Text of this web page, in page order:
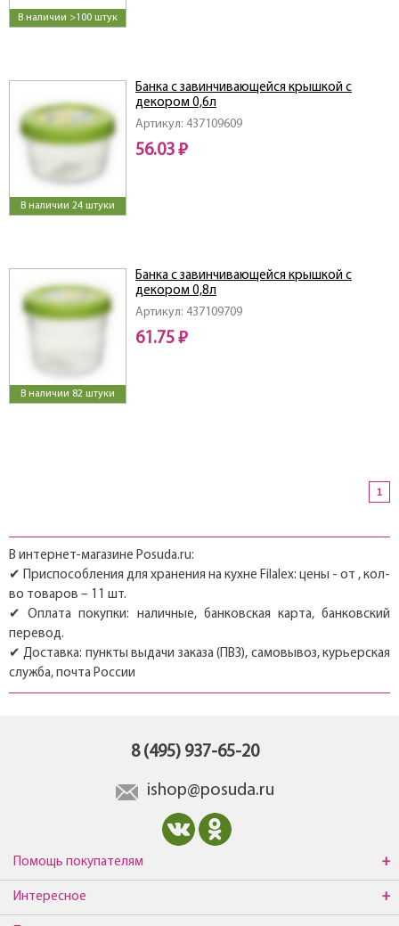
В наличии >100 штук
В наличии 24 штуки
Артикул: 437109609
Банка с завинчивающейся крышкой с
декором 0,6л
56.03 ₽
В наличии 82 штуки
Артикул: 437109709
Банка с завинчивающейся крышкой с
декором 0,8л
61.75 ₽
1
В интернет-магазине Posuda.ru:
✔ Приспособления для хранения на кухне Filalex: цены - от , кол-
во товаров – 11 шт.
✔ Оплата покупки: наличные, банковская карта, банковский
перевод.
✔ Доставка: пункты выдачи заказа (ПВЗ), самовывоз, курьерская
служба, почта России
8 (495) 937-65-20
ishop@posuda.ru
Помощь покупателям
Интересное